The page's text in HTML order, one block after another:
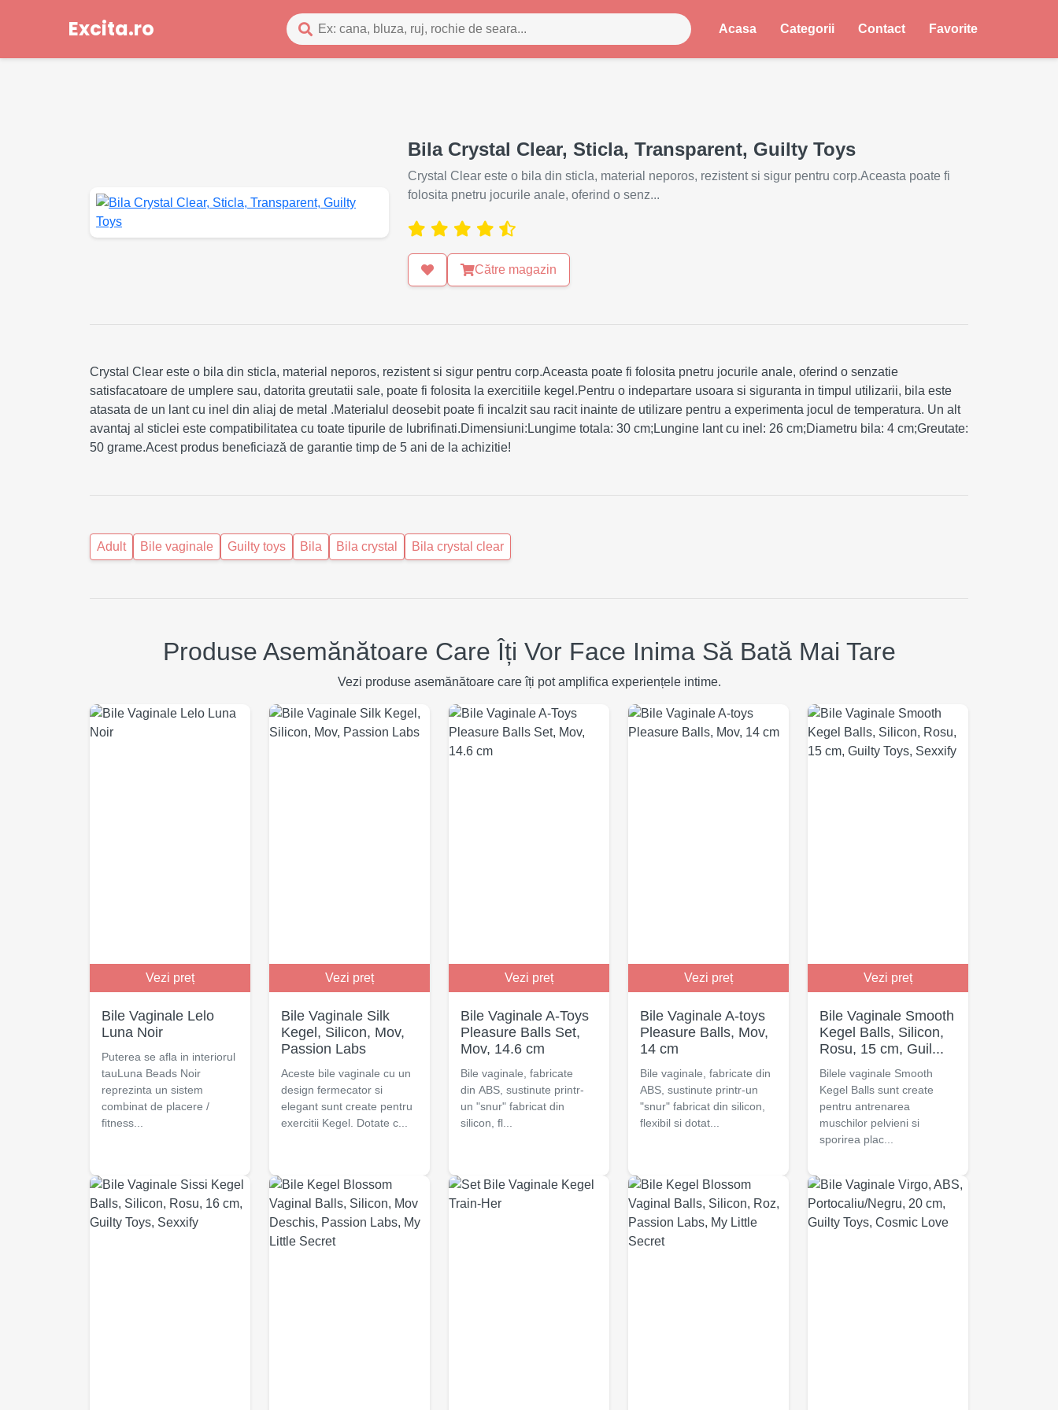
Excita.ro Acasa Categorii Contact Favorite
Bila Crystal Clear, Sticla, Transparent, Guilty Toys
Crystal Clear este o bila din sticla, material neporos, rezistent si sigur pentru corp.Aceasta poate fi
folosita pnetru jocurile anale, oferind o senz...
Către magazin
Crystal Clear este o bila din sticla, material neporos, rezistent si sigur pentru corp.Aceasta poate fi folosita pnetru jocurile anale, oferind o senzatie
satisfacatoare de umplere sau, datorita greutatii sale, poate fi folosita la exercitiile kegel.Pentru o indepartare usoara si siguranta in timpul utilizarii, bila este
atasata de un lant cu inel din aliaj de metal .Materialul deosebit poate fi incalzit sau racit inainte de utilizare pentru a experimenta jocul de temperatura. Un alt
avantaj al sticlei este compatibilitatea cu toate tipurile de lubrifinati.Dimensiuni:Lungime totala: 30 cm;Lungine lant cu inel: 26 cm;Diametru bila: 4 cm;Greutate:
50 grame.Acest produs beneficiază de garantie timp de 5 ani de la achizitie!
Adult Bile vaginale Guilty toys Bila Bila crystal Bila crystal clear
Produse Asemănătoare Care Îți Vor Face Inima Să Bată Mai Tare
Vezi produse asemănătoare care îți pot amplifica experiențele intime.
Vezi preț
Bile Vaginale Lelo
Luna Noir
Puterea se afla in interiorul
tauLuna Beads Noir
reprezinta un sistem
combinat de placere /
fitness...
Vezi preț
Bile Vaginale Silk
Kegel, Silicon, Mov,
Passion Labs
Aceste bile vaginale cu un
design fermecator si
elegant sunt create pentru
exercitii Kegel. Dotate c...
Vezi preț
Bile Vaginale A-Toys
Pleasure Balls Set,
Mov, 14.6 cm
Bile vaginale, fabricate
din ABS, sustinute printr-
un "snur" fabricat din
silicon, fl...
Vezi preț
Bile Vaginale A-toys
Pleasure Balls, Mov,
14 cm
Bile vaginale, fabricate din
ABS, sustinute printr-un
"snur" fabricat din silicon,
flexibil si dotat...
Vezi preț
Bile Vaginale Smooth
Kegel Balls, Silicon,
Rosu, 15 cm, Guil...
Bilele vaginale Smooth
Kegel Balls sunt create
pentru antrenarea
muschilor pelvieni si
sporirea plac...